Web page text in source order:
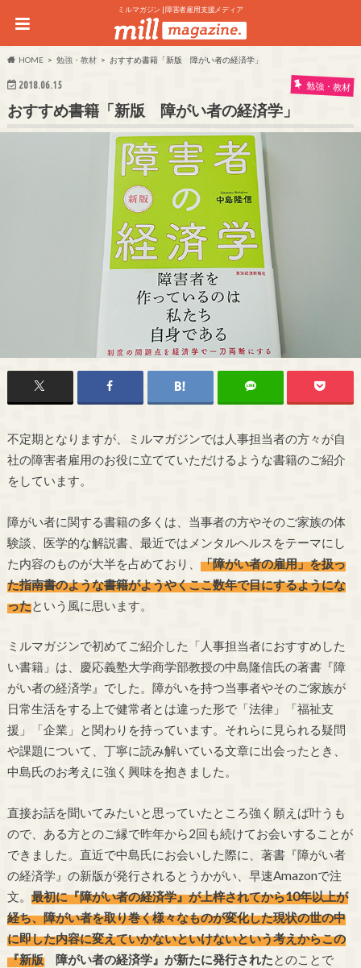
ミルマガジン | 障害者雇用支援メディア
HOME 勉強・教材 おすすめ書籍「新版 障がい者の経済学」
2018.06.15 勉強・教材
おすすめ書籍「新版 障がい者の経済学」
不定期となりますが、ミルマガジンでは人事担当者の方々が自
社の障害者雇用のお役に立てていただけるような書籍のご紹介
をしています。
障がい者に関する書籍の多くは、当事者の方やそのご家族の体
験談、医学的な解説書、最近ではメンタルヘルスをテーマにし
た内容のものが大半を占めており、 「障がい者の雇用」を扱っ
た指南書のような書籍がようやくここ数年で目にするようにな
ったという風に思います。
ミルマガジンで初めてご紹介した「人事担当者におすすめした
い書籍」は、慶応義塾大学商学部教授の中島隆信氏の著書『障
がい者の経済学』でした。障がいを持つ当事者やそのご家族が
日常生活をする上で健常者とは違った形で「法律」「福祉支
援」「企業」と関わりを持っています。それらに見られる疑問
や課題について、丁寧に読み解いている文章に出会ったとき、
中島氏のお考えに強く興味を抱きました。
直接お話を聞いてみたいと思っていたところ強く願えば叶うも
ので、ある方とのご縁で昨年から2回も続けてお会いすることが
できました。直近で中島氏にお会いした際に、著書『障がい者
の経済学』の新版が発行されるとうかがい、早速Amazonで注
文。 最初に『障がい者の経済学』が上梓されてから10年以上が
経ち、障がい者を取り巻く様々なものが変化した現状の世の中
に即した内容に変えていかないといけないという考えからこの
『新版 障がい者の経済学』が新たに発行されたとのことで